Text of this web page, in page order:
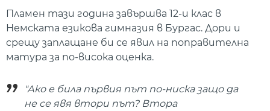
Пламен тази година завършва 12-и клас в
Немската езикова гимназия в Бургас. Дори и
срещу заплащане би се явил на поправителна
матура за по-висока оценка.
"Ако е била първия път по-ниска защо да
не се явя втори път? Втора